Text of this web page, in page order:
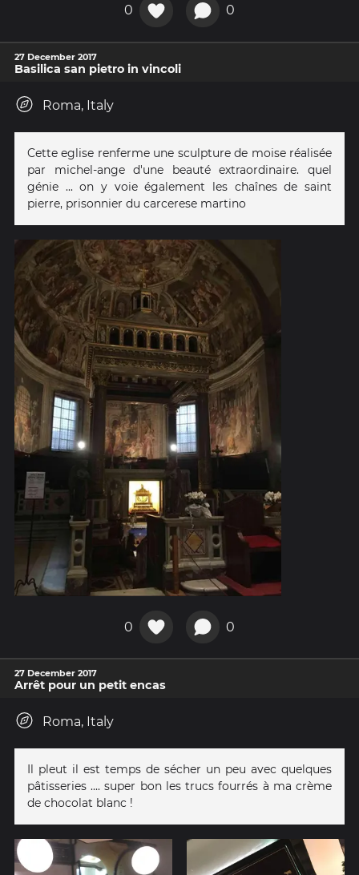
0 0
27 December 2017
Basilica san pietro in vincoli
Roma, Italy
Cette eglise renferme une sculpture de moise réalisée
par michel-ange d'une beauté extraordinaire. quel
génie ... on y voie également les chaînes de saint
pierre, prisonnier du carcerese martino
0 0
27 December 2017
Arrêt pour un petit encas
Roma, Italy
Il pleut il est temps de sécher un peu avec quelques
pâtisseries .... super bon les trucs fourrés à ma crème
de chocolat blanc !